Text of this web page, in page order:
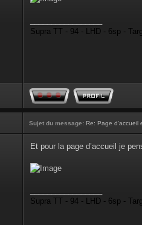
Supra TT - 94 - LHD - 6sp -
Sujet du message: Re: Page d'accueil
Et pour la page d’accueil je
Supra TT - 94 - LHD - 6sp -